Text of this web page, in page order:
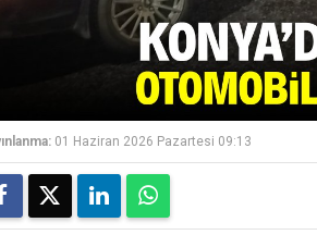
01 Haziran 2026 Pazartesi 09:13